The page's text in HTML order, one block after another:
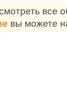
все
вы можете